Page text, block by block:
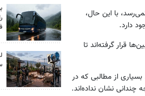
با این حال،
دارد.
قرار گرفته‌اند تا
از مطالبی که در
چندانی نشان نداده‌اند.